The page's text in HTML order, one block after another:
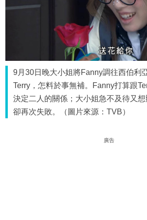
9月30日晚大小姐將Fanny調往西伯利
Terry，怎料於事無補。Fanny打算跟
決定二人的關係；大小姐急不及待又想
卻再次失敗。（圖片來源：TVB）
廣告